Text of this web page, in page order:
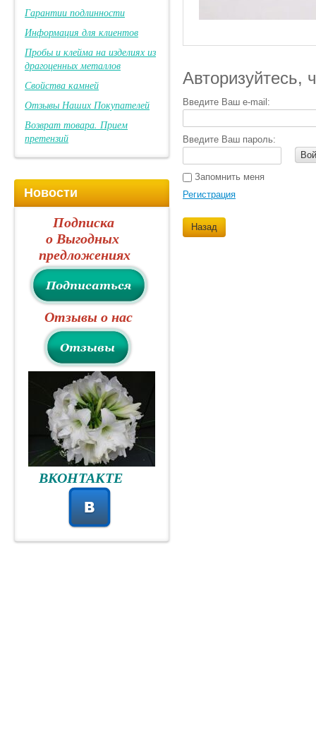
Авторизуйтесь,
Введите Ваш e-mail:
Введите Ваш пароль:
Запомнить меня
Регистрация
Назад
Гарантии подлинности
Информация для клиентов
Пробы и клейма на изделиях из
драгоценных металлов
Свойства камней
Отзывы Наших Покупателей
Возврат товара. Прием
претензий
Новости
Подписка
о Выгодных
предложениях
Отзывы о нас
ВКОНТАКТЕ